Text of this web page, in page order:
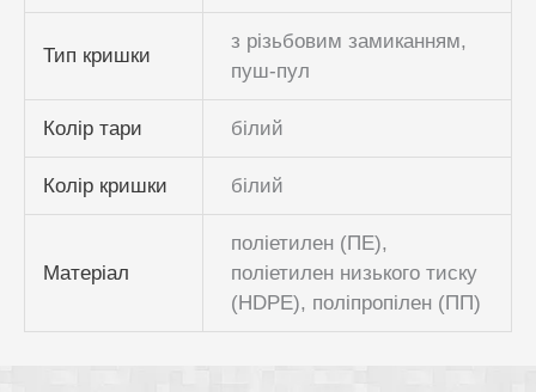
Тип кришки
з різьбовим замиканням,
пуш-пул
Колір тари білий
Колір кришки білий
Матеріал
поліетилен (ПЕ),
поліетилен низького тиску
(HDPE), поліпропілен (ПП)